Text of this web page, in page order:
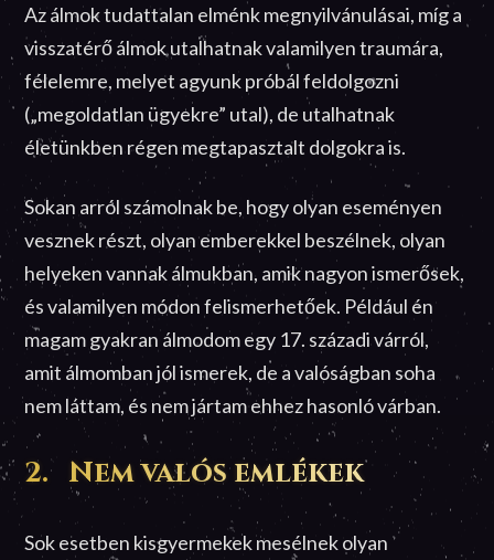
Az álmok tudattalan elménk megnyilvánulásai, míg a
visszatérő álmok utalhatnak valamilyen traumára,
félelemre, melyet agyunk próbál feldolgozni
(„megoldatlan ügyekre” utal), de utalhatnak
életünkben régen megtapasztalt dolgokra is.
Sokan arról számolnak be, hogy olyan eseményen
vesznek részt, olyan emberekkel beszélnek, olyan
helyeken vannak álmukban, amik nagyon ismerősek,
és valamilyen módon felismerhetőek. Például én
magam gyakran álmodom egy 17. századi várról,
amit álmomban jól ismerek, de a valóságban soha
nem láttam, és nem jártam ehhez hasonló várban.
2. Nem valós emlékek
Sok esetben kisgyermekek mesélnek olyan